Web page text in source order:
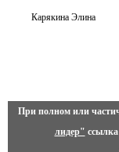
Карякина Элина
При полном или
лидер"